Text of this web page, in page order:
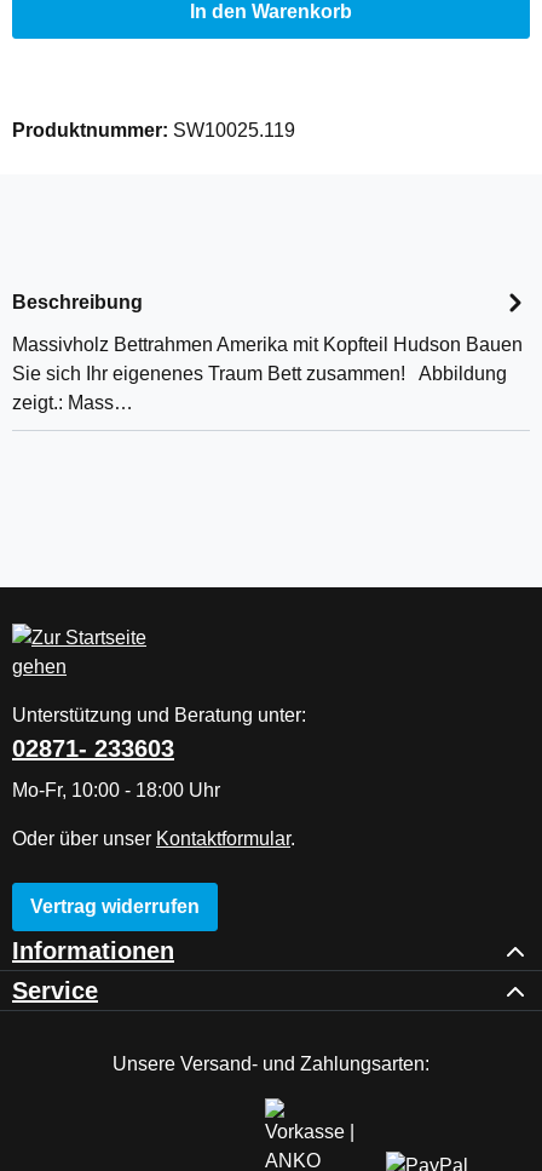
In den Warenkorb
Produktnummer: SW10025.119
Beschreibung
Massivholz Bettrahmen Amerika mit Kopfteil Hudson Bauen
Sie sich Ihr eigenenes Traum Bett zusammen! Abbildung
zeigt.: Mass…
Unterstützung und Beratung unter:
02871- 233603
Mo-Fr, 10:00 - 18:00 Uhr
Oder über unser Kontaktformular.
Vertrag widerrufen
Informationen
Service
Unsere Versand- und Zahlungsarten: